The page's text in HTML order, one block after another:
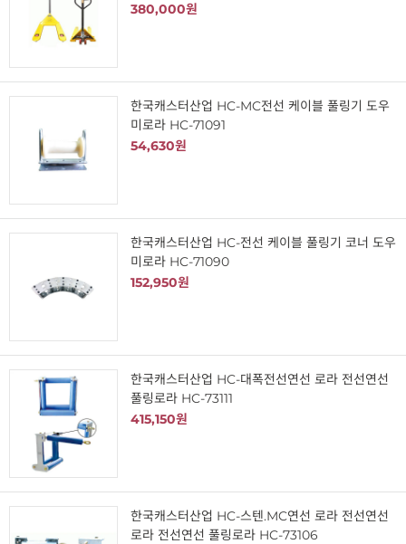
380,000원
한국캐스터산업 HC-MC전선 케이블 풀링기 도우
미로라 HC-71091
54,630원
한국캐스터산업 HC-전선 케이블 풀링기 코너 도우
미로라 HC-71090
152,950원
한국캐스터산업 HC-대폭전선연선 로라 전선연선
풀링로라 HC-73111
415,150원
한국캐스터산업 HC-스텐.MC연선 로라 전선연선
로라 전선연선 풀링로라 HC-73106